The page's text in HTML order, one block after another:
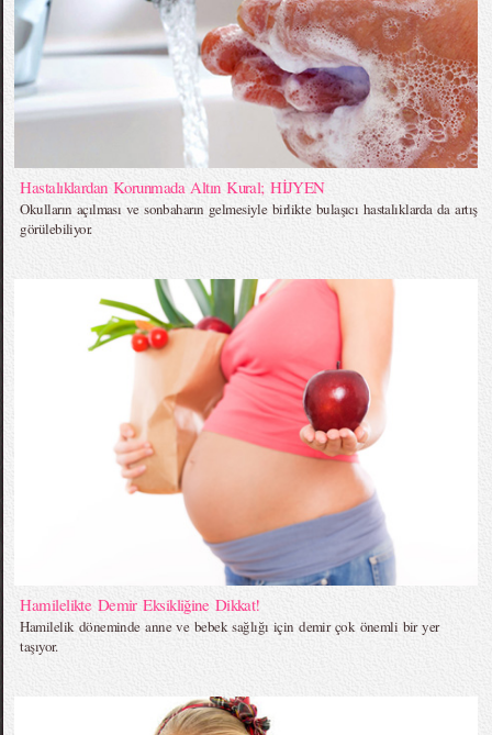
Hastalıklardan Korunmada Altın Kural; HİJYEN
Okulların açılması ve sonbaharın gelmesiyle birlikte bulaşıcı hastalıklarda da artış
görülebiliyor.
Hamilelikte Demir Eksikliğine Dikkat!
Hamilelik döneminde anne ve bebek sağlığı için demir çok önemli bir yer
taşıyor.